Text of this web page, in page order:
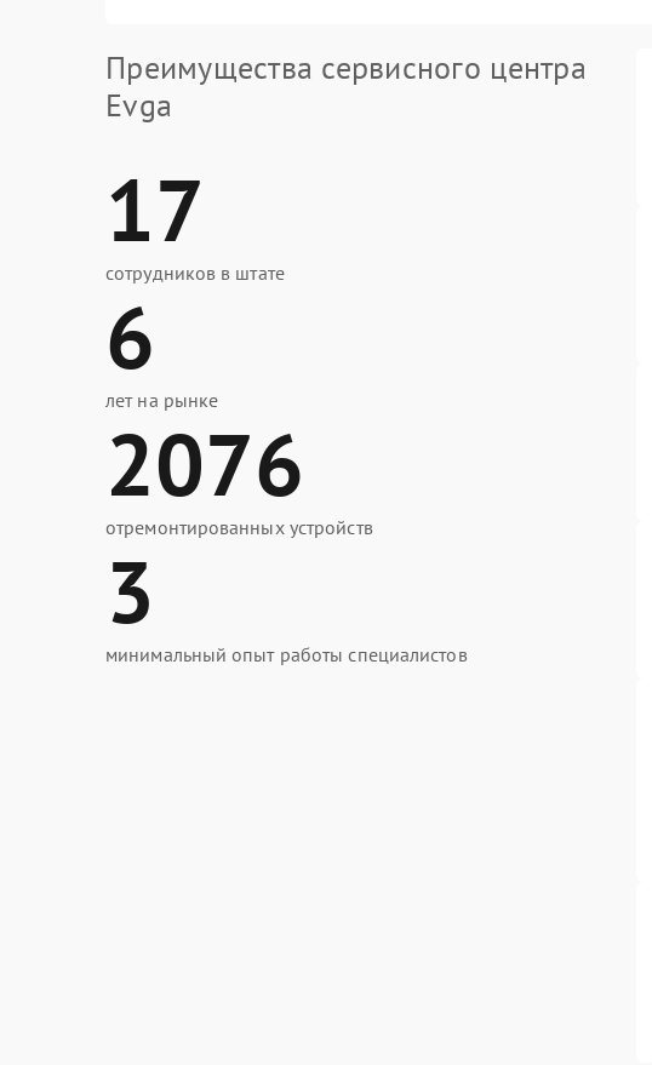
Преимущества сервисного центра
Evga
17
сотрудников в штате
6
лет на рынке
2076
отремонтированных устройств
3
минимальный опыт работы специалистов